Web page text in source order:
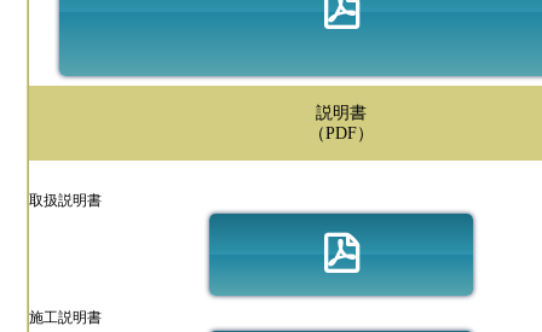
説明書
（PDF）
取扱説明書
施工説明書